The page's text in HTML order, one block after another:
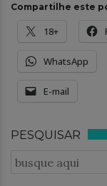
Compartilhe este
18+
WhatsApp
E-mail
PESQUISAR